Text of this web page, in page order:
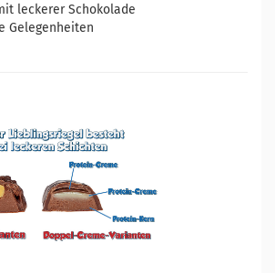
leckerer Schokolade
Gelegenheiten